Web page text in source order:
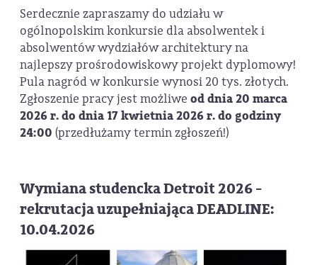
Serdecznie zapraszamy do udziału w
ogólnopolskim konkursie dla absolwentek i
absolwentów wydziałów architektury na
najlepszy prośrodowiskowy projekt dyplomowy!
Pula nagród w konkursie wynosi 20 tys. złotych.
Zgłoszenie pracy jest możliwe od dnia 20 marca
2026 r. do dnia 17 kwietnia 2026 r. do godziny
24:00 (przedłużamy termin zgłoszeń!)
Wymiana studencka Detroit 2026 -
rekrutacja uzupełniająca DEADLINE:
10.04.2026